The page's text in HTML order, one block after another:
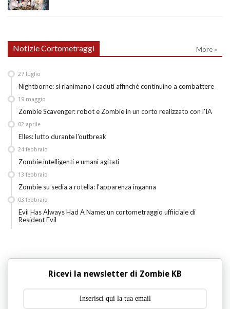
Notizie Cortometraggi More »
Nightborne: si rianimano i caduti affinchè continuino a combattere
27 luglio
Zombie Scavenger: robot e Zombie in un corto realizzato con l'IA
19 maggio
Elles: lutto durante l'outbreak
02 aprile
Zombie intelligenti e umani agitati
24 febbraio
Zombie su sedia a rotella: l'apparenza inganna
13 febbraio
Evil Has Always Had A Name: un cortometraggio uffiiciale di
Resident Evil
03 febbraio
Ricevi la newsletter di Zombie KB